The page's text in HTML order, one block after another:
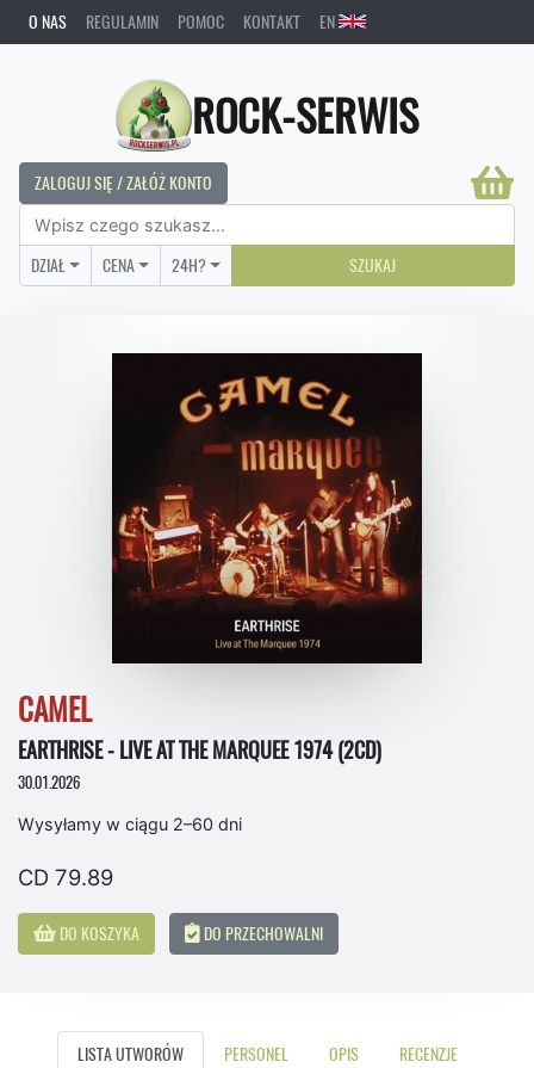
O NAS REGULAMIN POMOC KONTAKT EN
ROCK-SERWIS
ZALOGUJ SIĘ / ZAŁÓŻ KONTO
DZIAŁ CENA 24H? SZUKAJ
CAMEL
EARTHRISE - LIVE AT THE MARQUEE 1974 (2CD)
30.01.2026
Wysyłamy w ciągu 2–60 dni
CD 79.89
DO KOSZYKA DO PRZECHOWALNI
LISTA UTWORÓW PERSONEL OPIS RECENZJE